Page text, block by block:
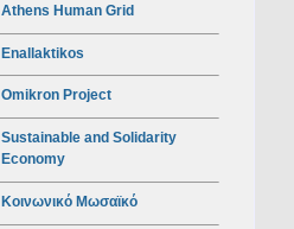
Athens Human Grid
Enallaktikos
Omikron Project
Sustainable and Solidarity
Economy
Κοινωνικό Μωσαϊκό